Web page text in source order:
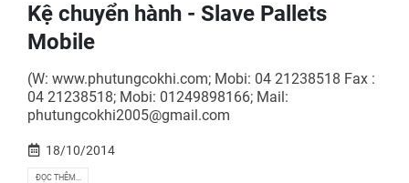
Kệ chuyển hành - Slave Pallets
Mobile
(W: www.phutungcokhi.com; Mobi: 04 21238518 Fax :
04 21238518; Mobi: 01249898166; Mail:
phutungcokhi2005@gmail.com
18/10/2014
ĐỌC THÊM...